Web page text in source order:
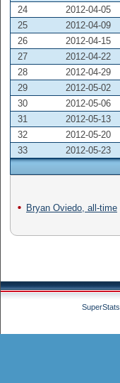
24
2012-04-05
25
2012-04-09
26
2012-04-15
27
2012-04-22
28
2012-04-29
29
2012-05-02
30
2012-05-06
31
2012-05-13
32
2012-05-20
33
2012-05-23
Bryan Oviedo, all-time